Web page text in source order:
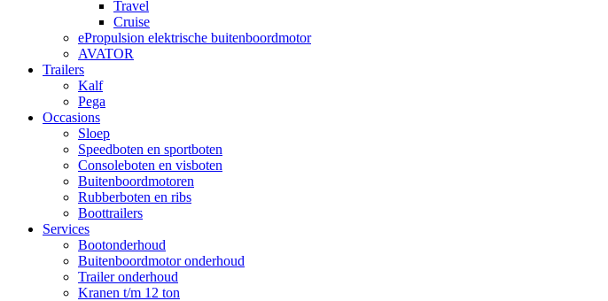
Travel
Cruise
ePropulsion elektrische buitenboordmotor
AVATOR
Trailers
Kalf
Pega
Occasions
Sloep
Speedboten en sportboten
Consoleboten en visboten
Buitenboordmotoren
Rubberboten en ribs
Boottrailers
Services
Bootonderhoud
Buitenboordmotor onderhoud
Trailer onderhoud
Kranen t/m 12 ton